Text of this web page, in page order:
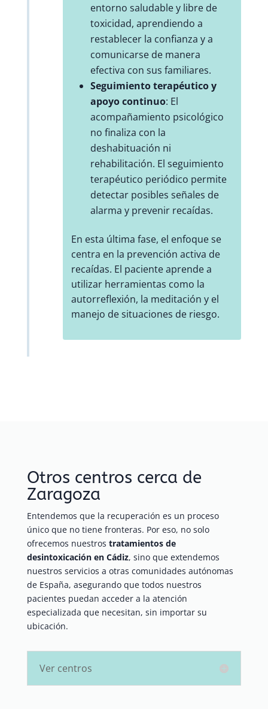
entorno saludable y libre de
toxicidad, aprendiendo a
restablecer la confianza y a
comunicarse de manera
efectiva con sus familiares.
Seguimiento terapéutico y
apoyo continuo: El
acompañamiento psicológico
no finaliza con la
deshabituación ni
rehabilitación. El seguimiento
terapéutico periódico permite
detectar posibles señales de
alarma y prevenir recaídas.
En esta última fase, el enfoque se
centra en la prevención activa de
recaídas. El paciente aprende a
utilizar herramientas como la
autorreflexión, la meditación y el
manejo de situaciones de riesgo.
Otros centros cerca de
Zaragoza
Entendemos que la recuperación es un proceso
único que no tiene fronteras. Por eso, no solo
ofrecemos nuestros tratamientos de
desintoxicación en Cádiz, sino que extendemos
nuestros servicios a otras comunidades autónomas
de España, asegurando que todos nuestros
pacientes puedan acceder a la atención
especializada que necesitan, sin importar su
ubicación.
Ver centros